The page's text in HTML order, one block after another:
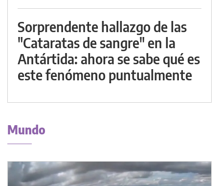
Sorprendente hallazgo de las
"Cataratas de sangre" en la
Antártida: ahora se sabe qué es
este fenómeno puntualmente
Mundo